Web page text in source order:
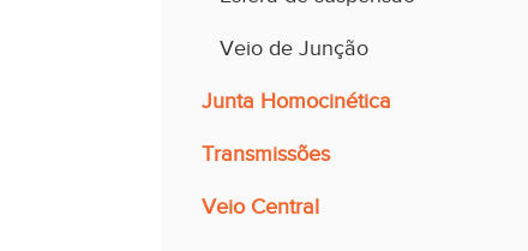
Veio de Junção
Junta Homocinética
Transmissões
Veio Central